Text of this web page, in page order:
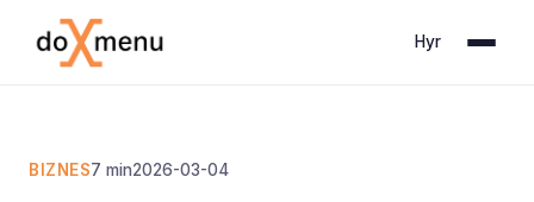
Hyr
BIZNES7 min2026-03-04